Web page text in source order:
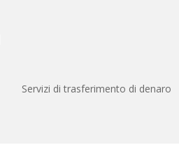
Servizi di trasferimento di denaro